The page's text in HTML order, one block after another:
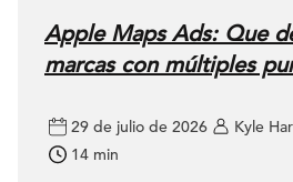
Apple Maps Ads: Que
marcas con múltiples
29 de julio de 2026
Kyle
14 min